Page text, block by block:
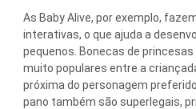
As Baby Alive, por exemplo,
interativas, o que ajuda a
pequenos. Bonecas de
muito populares entre a
próxima do personagem
pano também são superlegais,